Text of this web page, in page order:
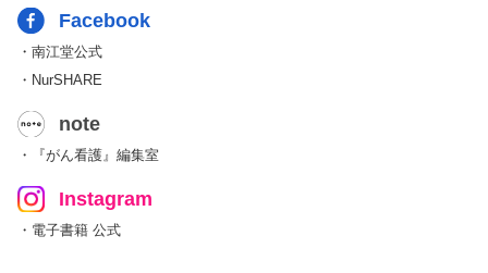
Facebook
・南江堂公式
・NurSHARE
note
・『がん看護』編集室
Instagram
・電子書籍 公式